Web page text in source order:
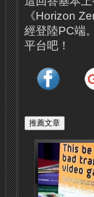
《Horizon
經登陸PC端
平台吧！